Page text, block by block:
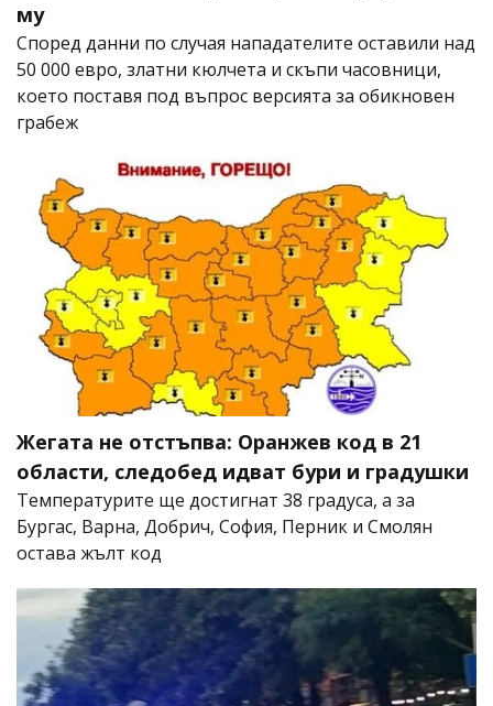
му
Според данни по случая нападателите оставили над
50 000 евро, златни кюлчета и скъпи часовници,
което поставя под въпрос версията за обикновен
грабеж
Жегата не отстъпва: Оранжев код в 21
области, следобед идват бури и градушки
Температурите ще достигнат 38 градуса, а за
Бургас, Варна, Добрич, София, Перник и Смолян
остава жълт код